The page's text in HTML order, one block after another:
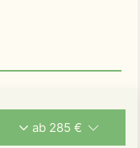
ab 285 €